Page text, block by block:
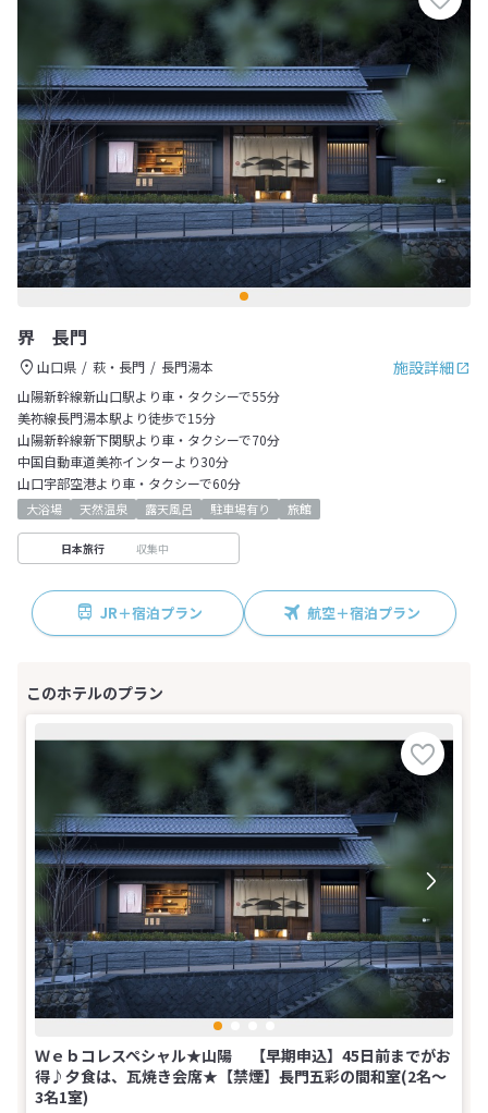
界 長門
施設詳細
山口県 萩・長門
長門湯本
山陽新幹線新山口駅より車・タクシーで55分
美祢線長門湯本駅より徒歩で15分
山陽新幹線新下関駅より車・タクシーで70分
中国自動車道美祢インターより30分
山口宇部空港より車・タクシーで60分
大浴場 天然温泉 露天風呂 駐車場有り 旅館
日本旅行 収集中
JR＋宿泊プラン 航空＋宿泊プラン
Ｗｅｂコレスペシャル★山陽 【早期申込】45日前までがお
得♪夕食は、瓦焼き会席★【禁煙】長門五彩の間和室(2名～
3名1室)